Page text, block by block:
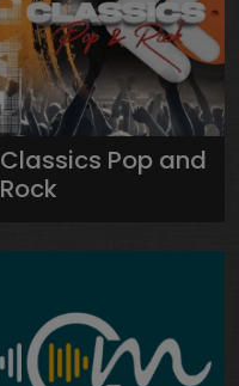
Classics Pop and
Rock